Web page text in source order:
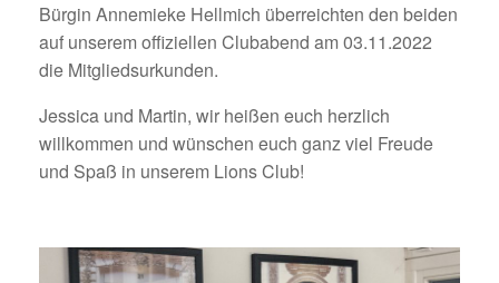
Bürgin Annemieke Hellmich überreichten den beiden
auf unserem offiziellen Clubabend am 03.11.2022
die Mitgliedsurkunden.
Jessica und Martin, wir heißen euch herzlich
willkommen und wünschen euch ganz viel Freude
und Spaß in unserem Lions Club!